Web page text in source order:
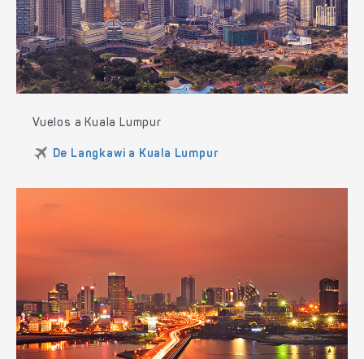
Vuelos a Kuala Lumpur
De Langkawi a Kuala Lumpur